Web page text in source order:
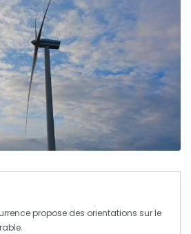
propose des orientations sur le
.